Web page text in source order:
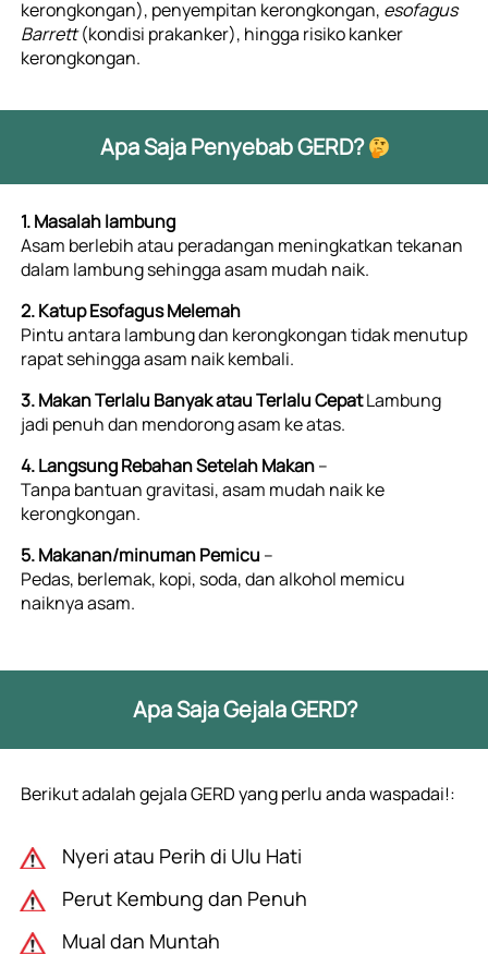
kerongkongan), penyempitan kerongkongan, esofagus
Barrett (kondisi prakanker), hingga risiko kanker
kerongkongan.
Apa Saja Penyebab GERD?
1. Masalah lambung
Asam berlebih atau peradangan meningkatkan tekanan
dalam lambung sehingga asam mudah naik.
2. Katup Esofagus Melemah
Pintu antara lambung dan kerongkongan tidak menutup
rapat sehingga asam naik kembali.
3. Makan Terlalu Banyak atau Terlalu Cepat Lambung
jadi penuh dan mendorong asam ke atas.
4. Langsung Rebahan Setelah Makan –
Tanpa bantuan gravitasi, asam mudah naik ke
kerongkongan.
5. Makanan/minuman Pemicu –
Pedas, berlemak, kopi, soda, dan alkohol memicu
naiknya asam.
Apa Saja Gejala GERD?
Berikut adalah gejala GERD yang perlu anda waspadai!:
Nyeri atau Perih di Ulu Hati
Perut Kembung dan Penuh
Mual dan Muntah